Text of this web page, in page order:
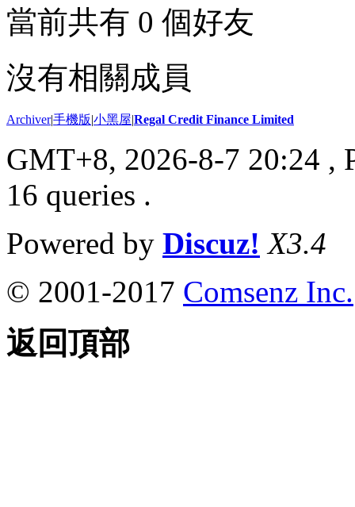
當前共有 0 個好友
沒有相關成員
Archiver|手機版|小黑屋|Regal Credit Finance Limited
GMT+8, 2026-8-7 20:24 ,
16 queries .
Powered by Discuz! X3.4
© 2001-2017 Comsenz Inc.
返回頂部